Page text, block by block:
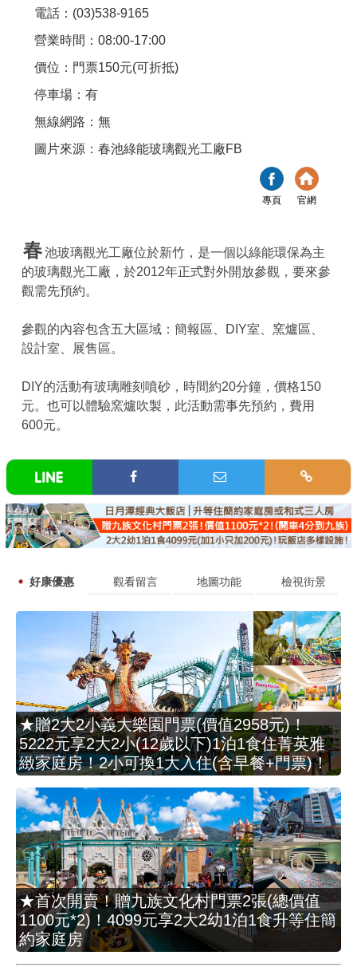
電話：(03)538-9165
營業時間：08:00-17:00
價位：門票150元(可折抵)
停車場：有
無線網路：無
圖片來源：春池綠能玻璃觀光工廠FB
專頁 官網
春池玻璃觀光工廠位於新竹，是一個以綠能環保為主
的玻璃觀光工廠，於2012年正式對外開放參觀，要來參
觀需先預約。
參觀的內容包含五大區域：簡報區、DIY室、窯爐區、
設計室、展售區。
DIY的活動有玻璃雕刻噴砂，時間約20分鐘，價格150
元。也可以體驗窯爐吹製，此活動需事先預約，費用
600元。
好康優惠 觀看留言 地圖功能 檢視街景
★贈2大2小義大樂園門票(價值2958元)！
5222元享2大2小(12歲以下)1泊1食住菁英雅
緻家庭房！2小可換1大入住(含早餐+門票)！
★首次開賣！贈九族文化村門票2張(總價值
1100元*2)！4099元享2大2幼1泊1食升等住簡
約家庭房